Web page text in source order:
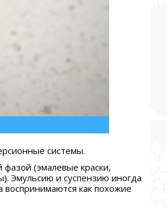
системы.
(эмалевые краски,
Эмульсию и суспензию иногда
как похожие